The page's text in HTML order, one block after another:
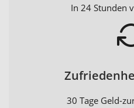
In 24 Stunden
30 Tage Geld-